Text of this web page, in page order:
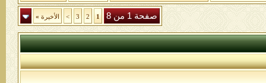
صفحة 1 من 8 1
2
3
> الأخيرة »